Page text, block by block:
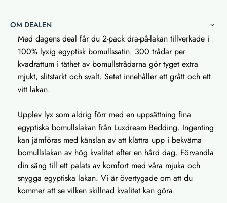
OM DEALEN
Med dagens deal får du 2-pack dra-på-lakan tillverkade i
100% lyxig egyptisk bomullssatin. 300 trådar per
kvadrattum i täthet av bomullstrådarna gör tyget extra
mjukt, slitstarkt och svalt. Setet innehåller ett grått och ett
vitt lakan.
Upplev lyx som aldrig förr med en uppsättning fina
egyptiska bomullslakan från Luxdream Bedding. Ingenting
kan jämföras med känslan av att klättra upp i bekväma
bomullslakan av hög kvalitet efter en hård dag. Förvandla
din säng till ett palats av komfort med våra mjuka och
snygga egyptiska lakan. Vi är övertygade om att du
kommer att se vilken skillnad kvalitet kan göra.